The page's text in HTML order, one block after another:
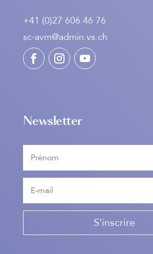
+41 (0)27 606 46 76
sc-avm@admin.vs.ch
Newsletter
S'inscrire